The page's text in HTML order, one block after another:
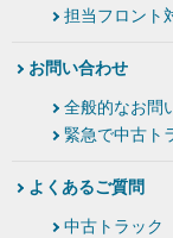
担当フロント
お問い合わせ
全般的なお問
緊急で中古ト
よくあるご質問
中古トラック